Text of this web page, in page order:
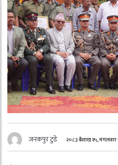
जनकपुर टुडे २०८३ बैशाख १५,